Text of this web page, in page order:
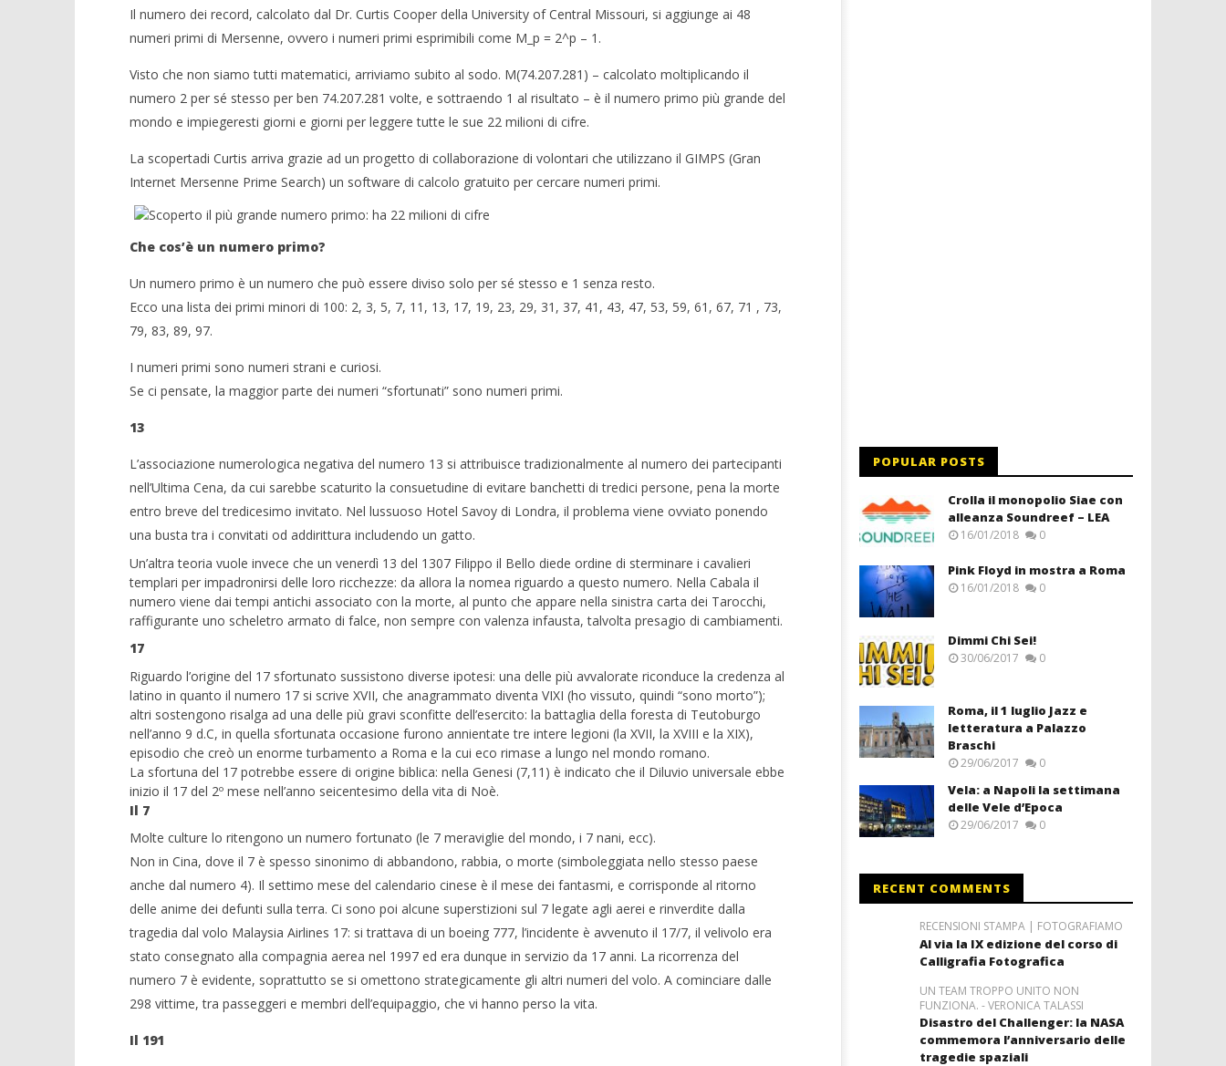
NOW VIEWING
primo: ha 22 milioni di cifre
21/01/2016
alleanza Soundreef - LEA
21/01/2016
21/01/2016
letizia
Il numero dei record, calcolato dal Dr. Curtis Cooper della University of Central Missouri, si aggiunge ai 48
numeri primi di Mersenne, ovvero i numeri primi esprimibili come M_p = 2^p – 1.
Visto che non siamo tutti matematici, arriviamo subito al sodo. M(74.207.281) – calcolato moltiplicando il
numero 2 per sé stesso per ben 74.207.281 volte, e sottraendo 1 al risultato – è il numero primo più grande del
mondo e impiegeresti giorni e giorni per leggere tutte le sue 22 milioni di cifre.
La scopertadi Curtis arriva grazie ad un progetto di collaborazione di volontari che utilizzano il GIMPS (Gran
Internet Mersenne Prime Search) un software di calcolo gratuito per cercare numeri primi.
Che cos’è un numero primo?
Un numero primo è un numero che può essere diviso solo per sé stesso e 1 senza resto.
Ecco una lista dei primi minori di 100: 2, 3, 5, 7, 11, 13, 17, 19, 23, 29, 31, 37, 41, 43, 47, 53, 59, 61, 67, 71 , 73,
79, 83, 89, 97.
I numeri primi sono numeri strani e curiosi.
Se ci pensate, la maggior parte dei numeri “sfortunati” sono numeri primi.
13
L’associazione numerologica negativa del numero 13 si attribuisce tradizionalmente al numero dei partecipanti
nell’Ultima Cena, da cui sarebbe scaturito la consuetudine di evitare banchetti di tredici persone, pena la morte
entro breve del tredicesimo invitato. Nel lussuoso Hotel Savoy di Londra, il problema viene ovviato ponendo
una busta tra i convitati od addirittura includendo un gatto.
Un’altra teoria vuole invece che un venerdì 13 del 1307 Filippo il Bello diede ordine di sterminare i cavalieri
templari per impadronirsi delle loro ricchezze: da allora la nomea riguardo a questo numero. Nella Cabala il
numero viene dai tempi antichi associato con la morte, al punto che appare nella sinistra carta dei Tarocchi,
raffigurante uno scheletro armato di falce, non sempre con valenza infausta, talvolta presagio di cambiamenti.
17
Riguardo l’origine del 17 sfortunato sussistono diverse ipotesi: una delle più avvalorate riconduce la credenza al
latino in quanto il numero 17 si scrive XVII, che anagrammato diventa VIXI (ho vissuto, quindi “sono morto”);
altri sostengono risalga ad una delle più gravi sconfitte dell’esercito: la battaglia della foresta di Teutoburgo
nell’anno 9 d.C, in quella sfortunata occasione furono annientate tre intere legioni (la XVII, la XVIII e la XIX),
episodio che creò un enorme turbamento a Roma e la cui eco rimase a lungo nel mondo romano.
La sfortuna del 17 potrebbe essere di origine biblica: nella Genesi (7,11) è indicato che il Diluvio universale ebbe
inizio il 17 del 2º mese nell’anno seicentesimo della vita di Noè.
Il 7
Molte culture lo ritengono un numero fortunato (le 7 meraviglie del mondo, i 7 nani, ecc).
Non in Cina, dove il 7 è spesso sinonimo di abbandono, rabbia, o morte (simboleggiata nello stesso paese
anche dal numero 4). Il settimo mese del calendario cinese è il mese dei fantasmi, e corrisponde al ritorno
delle anime dei defunti sulla terra. Ci sono poi alcune superstizioni sul 7 legate agli aerei e rinverdite dalla
tragedia dal volo Malaysia Airlines 17: si trattava di un boeing 777, l’incidente è avvenuto il 17/7, il velivolo era
stato consegnato alla compagnia aerea nel 1997 ed era dunque in servizio da 17 anni. La ricorrenza del
numero 7 è evidente, soprattutto se si omettono strategicamente gli altri numeri del volo. A cominciare dalle
298 vittime, tra passeggeri e membri dell’equipaggio, che vi hanno perso la vita.
Il 191
POPULAR POSTS
Crolla il monopolio Siae con
alleanza Soundreef – LEA
16/01/2018 0
Pink Floyd in mostra a Roma
16/01/2018 0
Dimmi Chi Sei!
30/06/2017 0
Roma, il 1 luglio Jazz e
letteratura a Palazzo
Braschi
29/06/2017 0
Vela: a Napoli la settimana
delle Vele d’Epoca
29/06/2017 0
RECENT COMMENTS
RECENSIONI STAMPA | FOTOGRAFIAMO
Al via la IX edizione del corso di
Calligrafia Fotografica
UN TEAM TROPPO UNITO NON
FUNZIONA. - VERONICA TALASSI
Disastro del Challenger: la NASA
commemora l’anniversario delle
tragedie spaziali